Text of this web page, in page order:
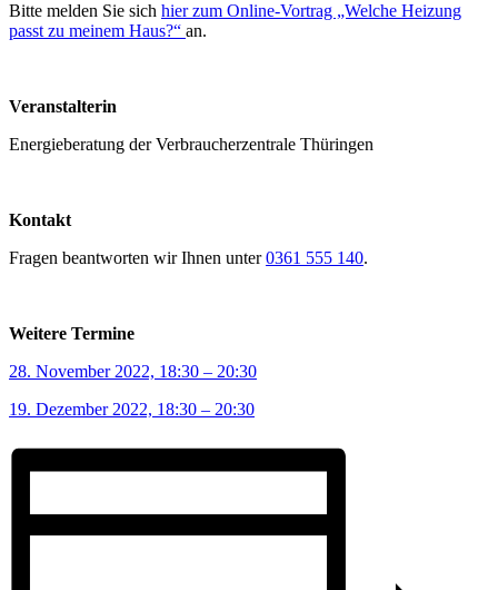
Bitte melden Sie sich hier zum Online-Vortrag „Welche Heizung
passt zu meinem Haus?“ an.
Veranstalterin
Energieberatung der Verbraucherzentrale Thüringen
Kontakt
Fragen beantworten wir Ihnen unter0361 555 140.
Weitere Termine
28. November 2022, 18:30 – 20:30
19. Dezember 2022, 18:30 – 20:30